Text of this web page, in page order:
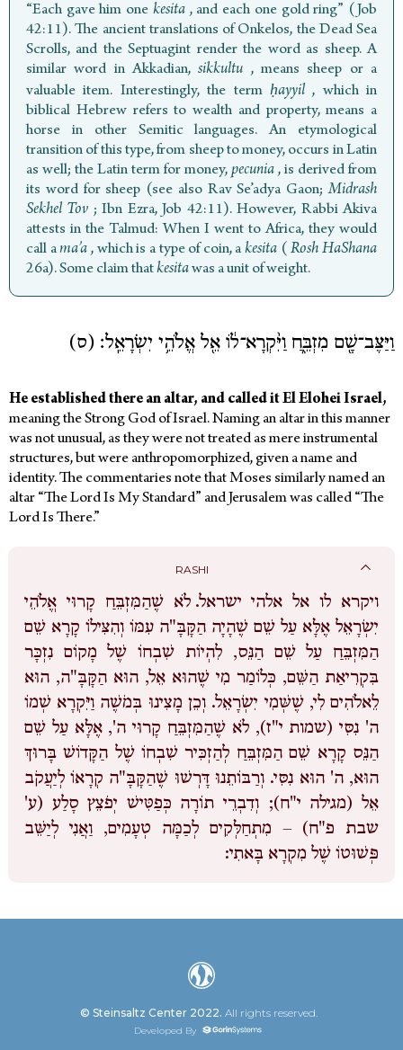
“Each gave him one kesita , and each one gold ring” (Job
42:11). The ancient translations of Onkelos, the Dead Sea
Scrolls, and the Septuagint render the word as sheep. A
similar word in Akkadian, sikkultu , means sheep or a
valuable item. Interestingly, the termḥayyil, which in
biblical Hebrew refers to wealth and property, means a
horse in other Semitic languages. An etymological
transition of this type, from sheep to money, occurs in Latin
as well; the Latin term for money, pecunia , is derived from
its word for sheep (see also Rav Se’adya Gaon; Midrash
Sekhel Tov ; Ibn Ezra, Job 42:11). However, Rabbi Akiva
attests in the Talmud: When I went to Africa, they would
call ama’a , which is a type of coin, a kesita ( Rosh HaShana
26a). Some claim thatkesitawas a unit of weight.
וַיַּצֶּב־שָׁ֖ם מִזְבֵּ֑חַ וַיִּ֨קְרָא־ל֔וֹ אֵ֖ל אֱלֹהֵ֥י יִשְׂרָאֵֽל׃ (ס)
He established there an altar, and called it El Elohei Israel,
meaning the Strong God of Israel.Naming an altar in this manner
was not unusual, as they were not treated as mere instrumental
structures, but were anthropomorphized, given a name and
identity. The commentaries note that Moses similarly named an
altar “The Lord Is My Standard” and Jerusalem was called “The
Lord Is There.”
RASHI
ויקרא לו אל אלהי ישראל. לֹא שֶׁהַמִּזְבֵּחַ קָרוּי אֱלֹהֵי
יִשְׂרָאֵל אֶלָּא עַל שֵׁם שֶׁהָיָה הַקָּבָּ"ה עִמּוֹ וְהִצִּילוֹ קָרָא שֵׁם
הַמִּזְבֵּחַ עַל שֵׁם הַנֵּס, לִהְיוֹת שִׁבְחוֹ שֶׁל מָקוֹם נִזְכָּר
בִּקְרִיאַת הַשֵּׁם, כְּלוֹמַר מִי שֶׁהוּא אֵל, הוּא הַקָּבָּ"ה, הוּא
לֵאלֹהִים לִי, שֶׁשְּׁמִי יִשְׂרָאֵל. וְכֵן מָצִינוּ בְּמֹשֶׁה וַיִּקְרָא שְׁמוֹ
ה' נִסִּי (שמות י"ז), לֹא שֶׁהַמִּזְבֵּחַ קָרוּי ה', אֶלָּא עַל שֵׁם
הַנֵּס קָרָא שֵׁם הַמִּזְבֵּחַ לְהַזְכִּיר שִׁבְחוֹ שֶׁל הַקָּדוֹשׁ בָּרוּךְ
הוּא, ה' הוּא נִסִּי. וְרַבּוֹתֵנוּ דָּרְשׁוּ שֶׁהַקָּבָּ"ה קְרָאוֹ לְיַעֲקֹב
אֵל (מגילה י"ח); וְדִבְרֵי תוֹרָה כְּפַטִּישׁ יְפֹצֵץ סָלַע (ע'
שבת פ"ח) – מִתְחַלְּקִים לְכַמָּה טְעָמִים, וַאֲנִי לְיַשֵּׁב
פְּשׁוּטוֹ שֶׁל מִקְרָא בָּאתִי:
© Steinsaltz Center 2022. All rights reserved.
Developed By